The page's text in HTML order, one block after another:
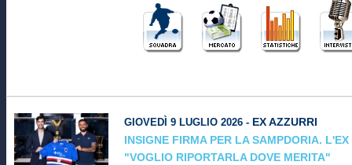
GIOVEDÌ 9 LUGLIO 2026 - EX AZZURRI
INSIGNE FIRMA PER LA SAMPDORIA.
"VOGLIO RIPORTARLA DOVE MERITA"